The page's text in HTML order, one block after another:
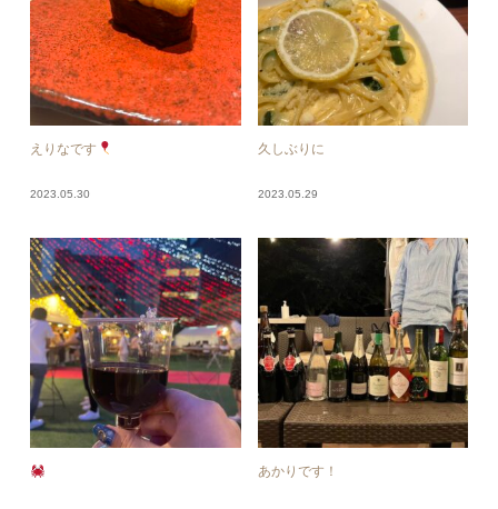
えりなです
2023.05.30
久しぶりに
2023.05.29
あかりです！